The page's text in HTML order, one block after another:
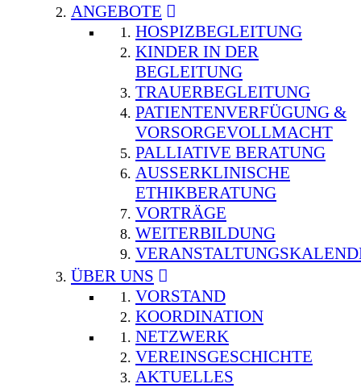
ANGEBOTE
HOSPIZBEGLEITUNG
KINDER IN DER
BEGLEITUNG
TRAUERBEGLEITUNG
PATIENTENVERFÜGUNG &
VORSORGEVOLLMACHT
PALLIATIVE BERATUNG
AUSSERKLINISCHE E
THIKBERATUNG
VORTRÄGE
WEITERBILDUNG
ÜBER UNS
VORSTAND
KOORDINATION
NETZWERK
VEREINSGESCHICHTE
AKTUELLES